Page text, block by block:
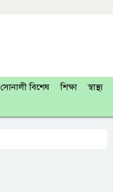
সোনালী বিশেষ শিক্ষা স্বাস্থ্য